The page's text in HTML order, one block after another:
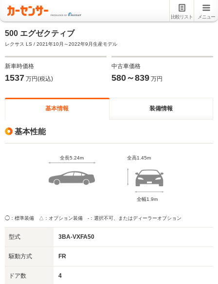
比較リスト メニュー
500 エグゼクティブ
レクサス LS / 2021年10月～2022年9月生産モデル
新車時価格
1537 万円(税込)
中古車価格
580～839 万円
基本情報 装備情報
基本性能
全長5.24m 全高1.45m
全幅1.9m
◯：標準装備 △：オプション装備 -：選択不可、またはディーラーオプション
型式 3BA-VXFA50
駆動方式 FR
ドア数 4